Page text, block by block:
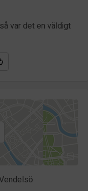
var det en väldigt